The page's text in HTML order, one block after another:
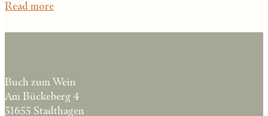
Read more
Buch zum Wein
Am Bückeberg 4
31655 Stadthagen